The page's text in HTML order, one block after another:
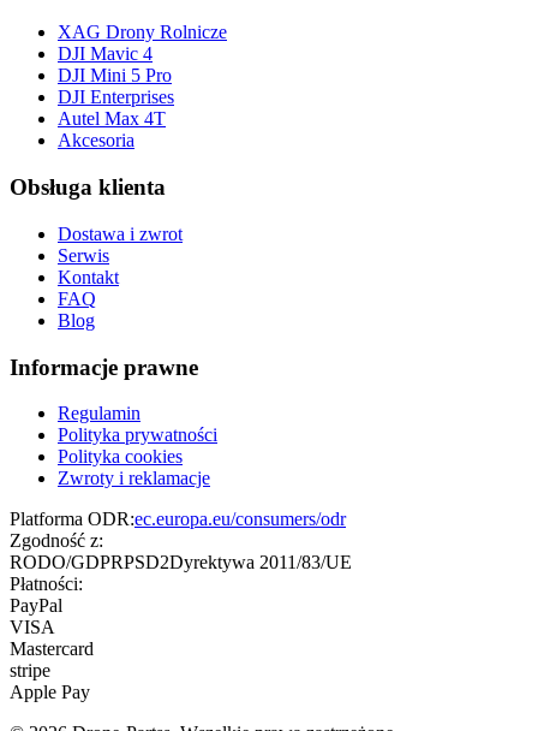
XAG Drony Rolnicze
DJI Mavic 4
DJI Mini 5 Pro
DJI Enterprises
Autel Max 4T
Akcesoria
Obsługa klienta
Dostawa i zwrot
Serwis
Kontakt
FAQ
Blog
Informacje prawne
Regulamin
Polityka prywatności
Polityka cookies
Zwroty i reklamacje
Platforma ODR:ec.europa.eu/consumers/odr
Zgodność z:
RODO/GDPRPSD2Dyrektywa 2011/83/UE
Płatności:
PayPal
VISA
Mastercard
stripe
Apple Pay